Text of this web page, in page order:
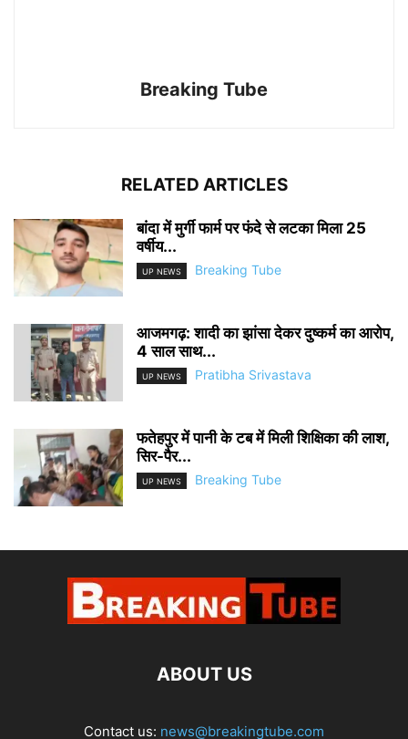
Breaking Tube
RELATED ARTICLES
बांदा में मुर्गी फार्म पर फंदे से लटका मिला 25
वर्षीय...
UP NEWS Breaking Tube
आजमगढ़: शादी का झांसा देकर दुष्कर्म का आरोप,
4 साल साथ...
UP NEWS Pratibha Srivastava
फतेहपुर में पानी के टब में मिली शिक्षिका की लाश,
सिर-पैर...
UP NEWS Breaking Tube
ABOUT US
Contact us: news@breakingtube.com